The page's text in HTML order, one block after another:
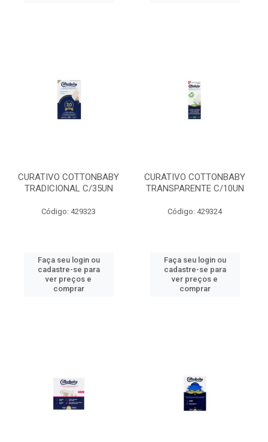
CURATIVO COTTONBABY
TRADICIONAL C/35UN
Código: 429323
Faça seu login ou
cadastre-se para
ver preços e
comprar
CURATIVO COTTONBABY
TRANSPARENTE C/10UN
Código: 429324
Faça seu login ou
cadastre-se para
ver preços e
comprar